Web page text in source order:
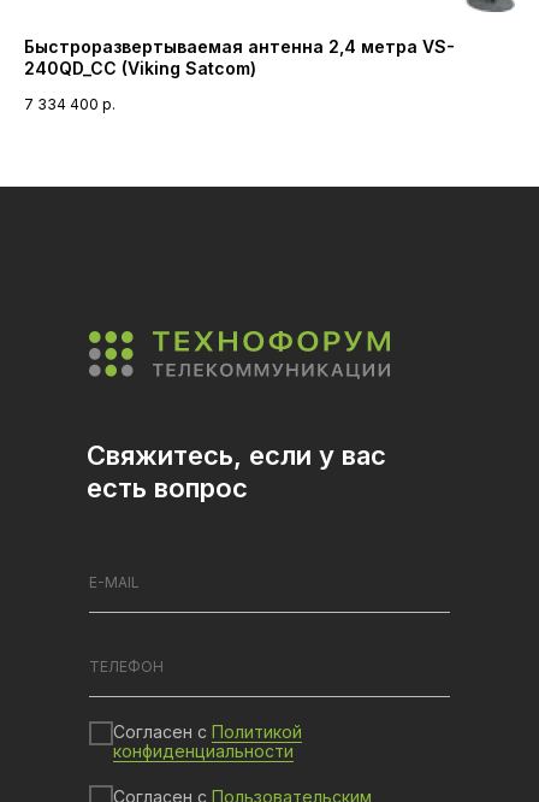
Быстроразвертываемая антенна 2,4 метра VS-
240QD_CC (Viking Satcom)
7 334 400 р.
Согласен с Политикой
конфиденциальности
Согласен с Пользовательским
Свяжитесь, если у вас
есть вопрос